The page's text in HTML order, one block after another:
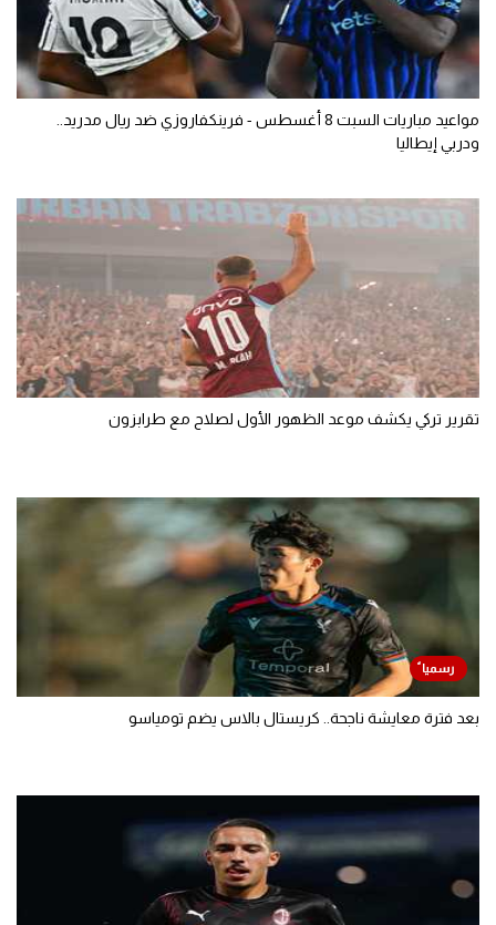
مواعيد مباريات السبت 8 أغسطس - فرينكفاروزي ضد ريال مدريد..
ودربي إيطاليا
تقرير تركي يكشف موعد الظهور الأول لصلاح مع طرابزون
بعد فترة معايشة ناجحة.. كريستال بالاس يضم تومياسو